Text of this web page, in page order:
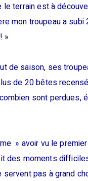
le terrain est à
mon troupeau a subi
»
de saison, ses
de 20 bêtes
sont perdues,
» avoir vu le
des moments
pas à grand